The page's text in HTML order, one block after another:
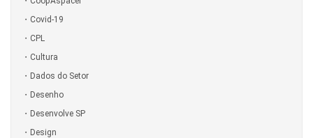
Covid-19
CPL
Cultura
Dados do Setor
Desenho
Desenvolve SP
Design